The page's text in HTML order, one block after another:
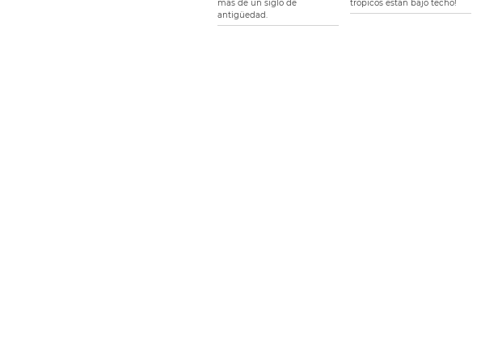
más de un siglo de
antigüedad.
trópicos están bajo techo!